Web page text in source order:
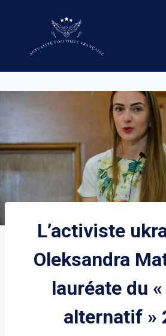
L’activiste
Oleksandra
lauréate du
alternatif »